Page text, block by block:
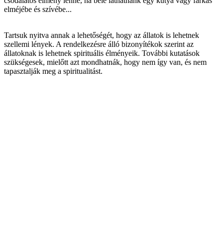
elméjébe és szívébe...
Tartsuk nyitva annak a lehetőségét, hogy az állatok is lehetnek
szellemi lények. A rendelkezésre álló bizonyítékok szerint az
állatoknak is lehetnek spirituális élményeik. További kutatások
szükségesek, mielőtt azt mondhatnák, hogy nem így van, és nem
tapasztalják meg a spiritualitást.